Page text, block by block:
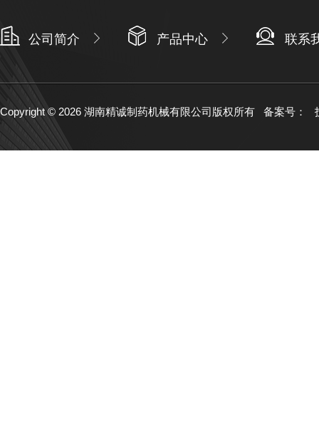
公司简介 产品中心 联系
Copyright © 2026 湖南精诚制药机械有限公司版权所有 备案号：